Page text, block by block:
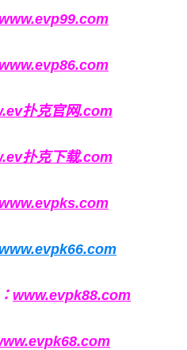
扑克官网.com
扑克下载.com
www.evpk88.com